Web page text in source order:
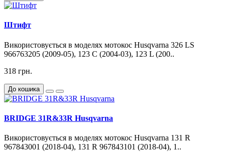
Штифт
Використовується в моделях мотокос Husqvarna 326 LS
966763205 (2009-05), 123 C (2004-03), 123 L (200..
318 грн.
До кошика
BRIDGE 31R&33R Husqvarna
Використовується в моделях мотокос Husqvarna 131 R
967843001 (2018-04), 131 R 967843101 (2018-04), 1..